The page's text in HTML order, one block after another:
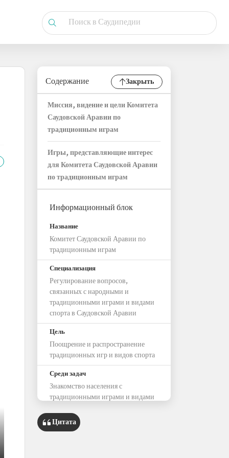
Содержание Закрыть
Миссия, видение и цели Комитета
Саудовской Аравии по
традиционным играм
Игры, представляющие интерес
для Комитета Саудовской Аравии
по традиционным играм
Информационный блок
Название
Комитет Саудовской Аравии по
традиционным играм
Специализация
Регулирование вопросов,
связанных с народными и
традиционными играми и видами
спорта в Саудовской Аравии
Цель
Поощрение и распространение
традиционных игр и видов спорта
Среди задач
Знакомство населения с
традиционными играми и видами
Среди традиционных игр
Цитата